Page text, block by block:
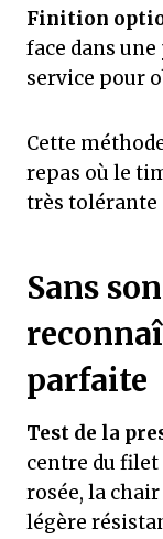
Finition
face dans
service pour
Cette
repas où le
très tolérante
Sans
parfaite
Test de la
centre du filet
rosée, la
légère